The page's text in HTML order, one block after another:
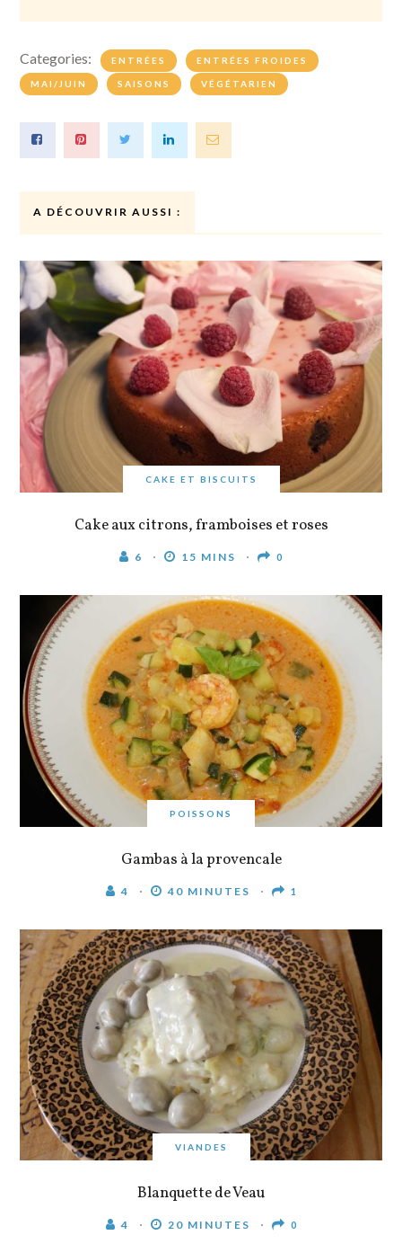
Categories: ENTRÉES ENTRÉES FROIDES
MAI/JUIN SAISONS VÉGÉTARIEN
A DÉCOUVRIR AUSSI :
CAKE ET BISCUITS
Cake aux citrons, framboises et roses
6 15 MINS 0
POISSONS
Gambas à la provencale
4 40 MINUTES 1
VIANDES
Blanquette de Veau
4 20 MINUTES 0